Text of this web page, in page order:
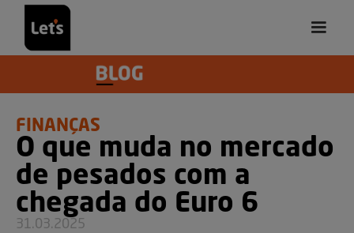
FINANÇAS
O que muda no mercado
de pesados com a
chegada do Euro 6
31.03.2025